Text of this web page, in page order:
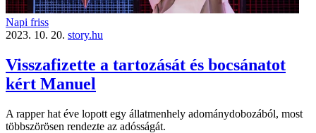
Napi friss
2023. 10. 20. story.hu
Visszafizette a tartozását és bocsánatot
kért Manuel
A rapper hat éve lopott egy állatmenhely adománydobozából, most
többszörösen rendezte az adósságát.